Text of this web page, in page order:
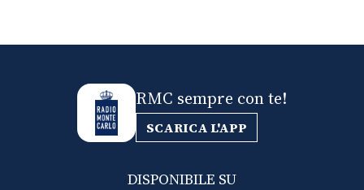
RMC sempre con te!
SCARICA L'APP
DISPONIBILE SU